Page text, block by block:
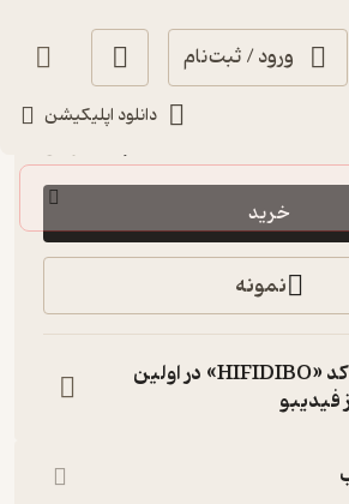
ورود / ثبت‌نام
دانلود اپلیکیشن
131,600
خرید
نمونه
تخفیف با کد «HIFIDIBO» در اولین
فیدیبو